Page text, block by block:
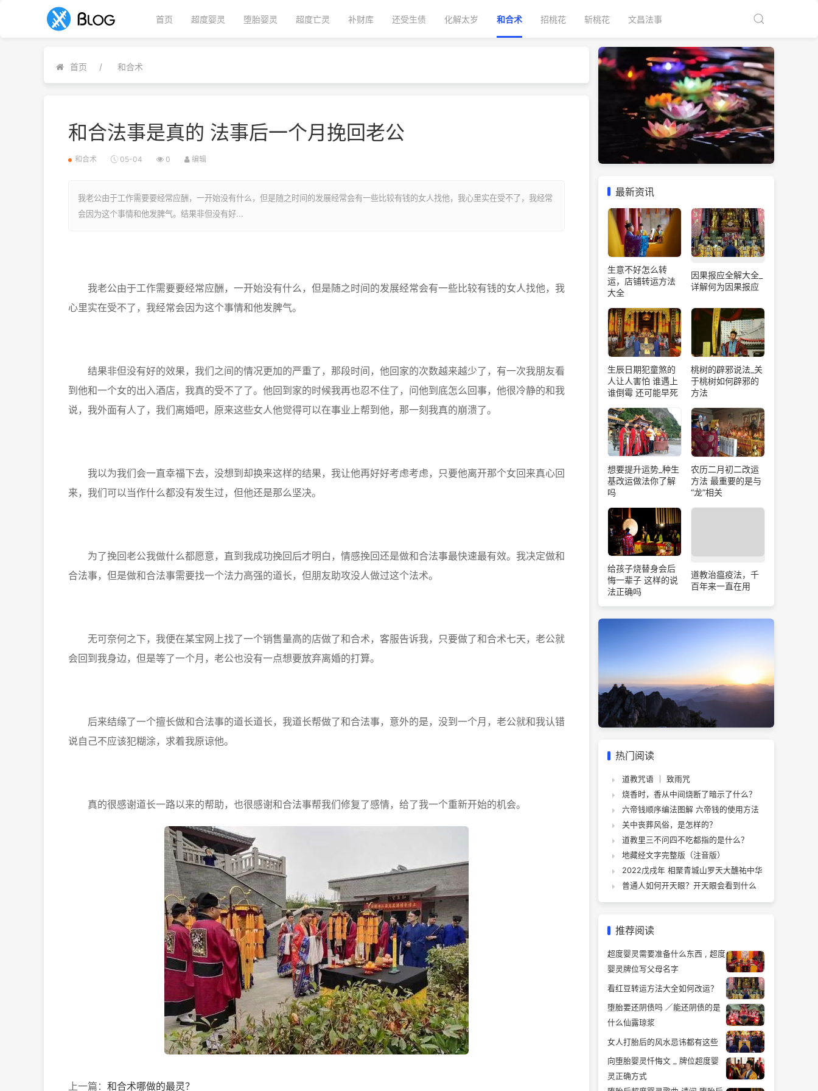
首页 超度婴灵 堕胎婴灵 超度亡灵 补财库 还受生债 化解太岁 和合术 招桃花 斩桃花 文昌法事
首页 和合术
和合法事是真的 法事后一个月挽回老公
和合术 05-04 0 编辑
我老公由于工作需要要经常应酬，一开始没有什么，但是随之时间的发展经常会有一些比较有钱的女人找他，我心里实在受不了，我经常
会因为这个事情和他发脾气。结果非但没有好...
我老公由于工作需要要经常应酬，一开始没有什么，但是随之时间的发展经常会有一些比较有钱的女人找他，我
心里实在受不了，我经常会因为这个事情和他发脾气。
结果非但没有好的效果，我们之间的情况更加的严重了，那段时间，他回家的次数越来越少了，有一次我朋友看
到他和一个女的出入酒店，我真的受不了了。他回到家的时候我再也忍不住了，问他到底怎么回事，他很冷静的和我
说，我外面有人了，我们离婚吧，原来这些女人他觉得可以在事业上帮到他，那一刻我真的崩溃了。
我以为我们会一直幸福下去，没想到却换来这样的结果，我让他再好好考虑考虑，只要他离开那个女回来真心回
来，我们可以当作什么都没有发生过，但他还是那么坚决。
为了挽回老公我做什么都愿意，直到我成功挽回后才明白，情感挽回还是做和合法事最快速最有效。我决定做和
合法事，但是做和合法事需要找一个法力高强的道长，但朋友助攻没人做过这个法术。
无可奈何之下，我便在某宝网上找了一个销售量高的店做了和合术，客服告诉我，只要做了和合术七天，老公就
会回到我身边，但是等了一个月，老公也没有一点想要放弃离婚的打算。
后来结缘了一个擅长做和合法事的道长道长，我道长帮做了和合法事，意外的是，没到一个月，老公就和我认错
说自己不应该犯糊涂，求着我原谅他。
真的很感谢道长一路以来的帮助，也很感谢和合法事帮我们修复了感情，给了我一个重新开始的机会。
上一篇： 和合术哪做的最灵？
最新资讯
生意不好怎么转
运，店铺转运方法
大全
因果报应全解大全_
详解何为因果报应
生辰日期犯童煞的
人让人害怕 谁遇上
谁倒霉 还可能早死
桃树的辟邪说法_关
于桃树如何辟邪的
方法
想要提升运势_种生
基改运做法你了解
吗
农历二月初二改运
方法 最重要的是与
“龙”相关
给孩子烧替身会后
悔一辈子 这样的说
法正确吗
道教治瘟疫法，千
百年来一直在用
热门阅读
道教咒语 ｜ 致雨咒
烧香时，香从中间烧断了暗示了什么？
六帝钱顺序编法图解 六帝钱的使用方法
关中丧葬风俗，是怎样的？
道教里三不问四不吃都指的是什么？
地藏经文字完整版（注音版）
2022戊戌年 相聚青城山罗天大醮祐中华
普通人如何开天眼？开天眼会看到什么
推荐阅读
超度婴灵需要准备什么东西 , 超度
婴灵牌位写父母名字
看红豆转运方法大全如何改运？
堕胎要还阴债吗 ／能还阴债的是
什么仙露琼浆
女人打胎后的风水忌讳都有这些
向堕胎婴灵忏悔文 _ 牌位超度婴
灵正确方式